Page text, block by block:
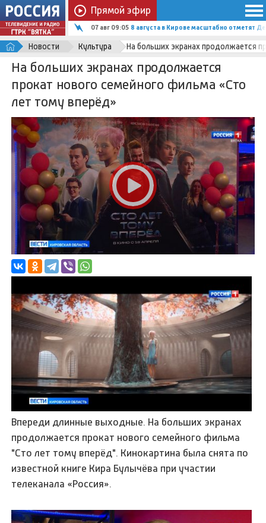
Прямой эфир
07 авг 09:05 8 августа в Кирове масштабно отметят
Новости Культура На больших экранах продолжается
На больших экранах продолжается
прокат нового семейного фильма «Сто
лет тому вперёд»
Впереди длинные выходные. На больших экранах
продолжается прокат нового семейного фильма
"Сто лет тому вперёд". Кинокартина была снята по
известной книге Кира Булычёва при участии
телеканала «Россия».